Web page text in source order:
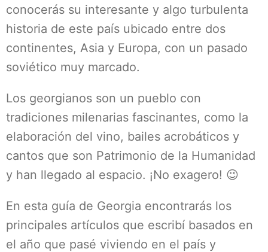
conocerás su interesante y algo turbulenta
historia de este país ubicado entre dos
continentes, Asia y Europa, con un pasado
soviético muy marcado.
Los georgianos son un pueblo con
tradiciones milenarias fascinantes, como la
elaboración del vino, bailes acrobáticos y
cantos que son Patrimonio de la Humanidad
y han llegado al espacio. ¡No exagero! 😉
En esta guía de Georgia encontrarás los
principales artículos que escribí basados en
el año que pasé viviendo en el país y